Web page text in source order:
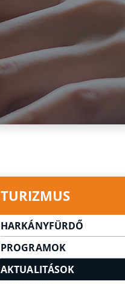
TURIZMUS
HARKÁNYFÜRDŐ
Városunk
Gyógyvizünk legendája
PROGRAMOK
AKTUALITÁSOK